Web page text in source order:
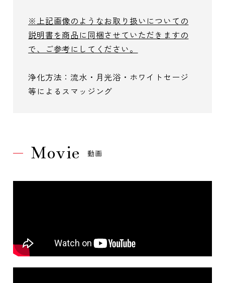
※上記画像のようなお取り扱いについての
説明書を商品に同梱させていただきますの
で、ご参考にしてください。
浄化方法：流水・月光浴・ホワイトセージ
等によるスマッジング
Movie 動画